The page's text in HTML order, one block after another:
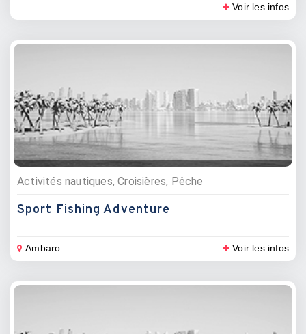
Voir les infos
Activités nautiques, Croisières, Pêche
Sport Fishing Adventure
Ambaro Voir les infos